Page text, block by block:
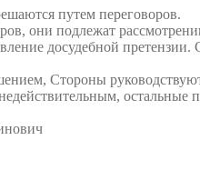
путем переговоров.
они подлежат
досудебной
Стороны
остальные